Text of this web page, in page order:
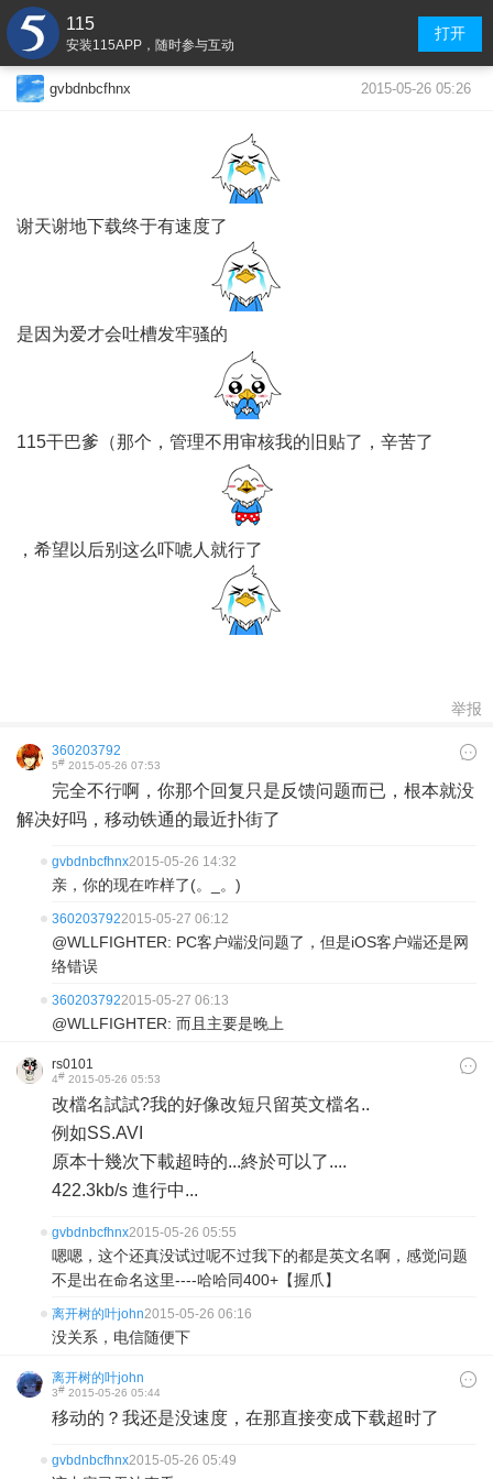
115
安装115APP，随时参与互动
打开
gvbdnbcfhnx 2015-05-26 05:26
谢天谢地下载终于有速度了
是因为爱才会吐槽发牢骚的
115干巴爹（那个，管理不用审核我的旧贴了，辛苦了
，希望以后别这么吓唬人就行了
举报
360203792
5# 2015-05-26 07:53
完全不行啊，你那个回复只是反馈问题而已，根本就没
解决好吗，移动铁通的最近扑街了
gvbdnbcfhnx2015-05-26 14:32
亲，你的现在咋样了(。_。)
3602037922015-05-27 06:12
@WLLFIGHTER: PC客户端没问题了，但是iOS客户端还是网
络错误
3602037922015-05-27 06:13
@WLLFIGHTER: 而且主要是晚上
rs0101
4# 2015-05-26 05:53
改檔名試試?我的好像改短只留英文檔名..
例如SS.AVI
原本十幾次下載超時的...終於可以了....
422.3kb/s 進行中...
gvbdnbcfhnx2015-05-26 05:55
嗯嗯，这个还真没试过呢不过我下的都是英文名啊，感觉问题
不是出在命名这里----哈哈同400+【握爪】
离开树的叶john2015-05-26 06:16
没关系，电信随便下
离开树的叶john
3# 2015-05-26 05:44
移动的？我还是没速度，在那直接变成下载超时了
gvbdnbcfhnx2015-05-26 05:49